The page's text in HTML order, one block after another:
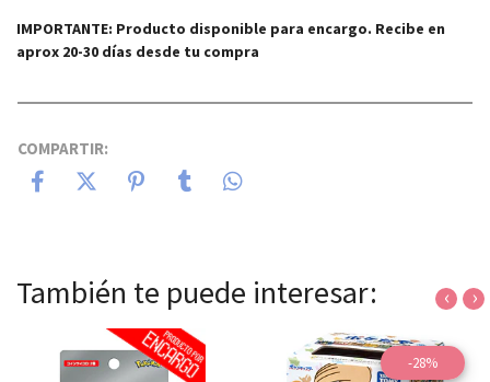
IMPORTANTE: Producto disponible para encargo. Recibe en
aprox 20-30 días desde tu compra
COMPARTIR:
También te puede interesar:
-28%
‹ ›